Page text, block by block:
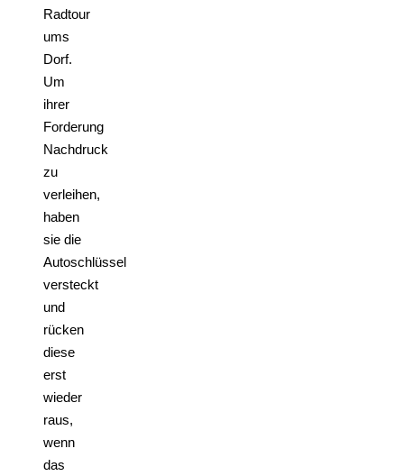
Radtour
ums
Dorf.
Um
ihrer
Forderung
Nachdruck
zu
verleihen,
haben
sie die
Autoschlüssel
versteckt
und
rücken
diese
erst
wieder
raus,
wenn
das